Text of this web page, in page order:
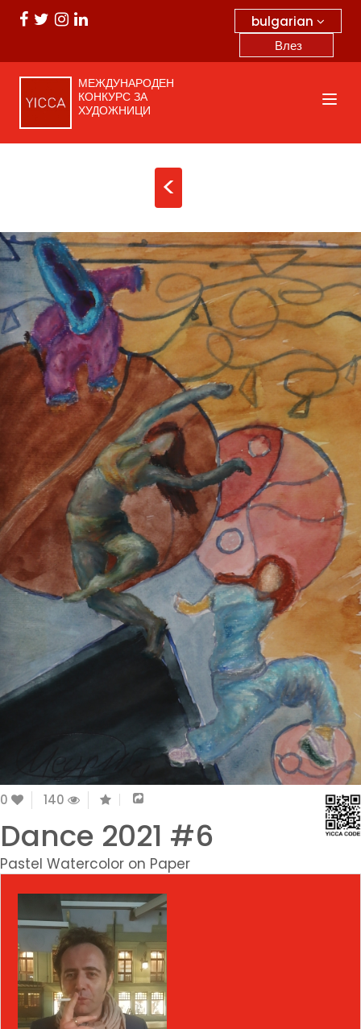
bulgarian
Влез
МЕЖДУНАРОДЕН
КОНКУРС ЗА
ХУДОЖНИЦИ
<
0 140
Dance 2021 #6
Pastel Watercolor on Paper